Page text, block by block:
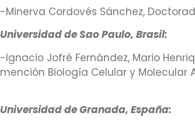
-Minerva Cordovés Sánchez,
Universidad de Sao Paulo, Brasil:
-Ignacio Jofré Fernández, Mario
mención Biología Celular y Molecular
Universidad de Granada, España: